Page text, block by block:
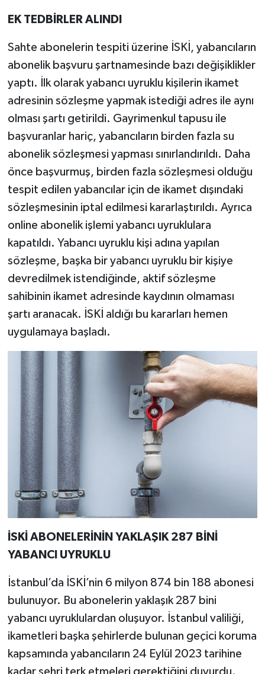
EK TEDBİRLER ALINDI
Sahte abonelerin tespiti üzerine İSKİ, yabancıların
abonelik başvuru şartnamesinde bazı değişiklikler
yaptı. İlk olarak yabancı uyruklu kişilerin ikamet
adresinin sözleşme yapmak istediği adres ile aynı
olması şartı getirildi. Gayrimenkul tapusu ile
başvuranlar hariç, yabancıların birden fazla su
abonelik sözleşmesi yapması sınırlandırıldı. Daha
önce başvurmuş, birden fazla sözleşmesi olduğu
tespit edilen yabancılar için de ikamet dışındaki
sözleşmesinin iptal edilmesi kararlaştırıldı. Ayrıca
online abonelik işlemi yabancı uyruklulara
kapatıldı. Yabancı uyruklu kişi adına yapılan
sözleşme, başka bir yabancı uyruklu bir kişiye
devredilmek istendiğinde, aktif sözleşme
sahibinin ikamet adresinde kaydının olmaması
şartı aranacak. İSKİ aldığı bu kararları hemen
uygulamaya başladı.
İSKİ ABONELERİNİN YAKLAŞIK 287 BİNİ
YABANCI UYRUKLU
İstanbul’da İSKİ’nin 6 milyon 874 bin 188 abonesi
bulunuyor. Bu abonelerin yaklaşık 287 bini
yabancı uyruklulardan oluşuyor. İstanbul valiliği,
ikametleri başka şehirlerde bulunan geçici koruma
kapsamında yabancıların 24 Eylül 2023 tarihine
kadar şehri terk etmeleri gerektiğini duyurdu.